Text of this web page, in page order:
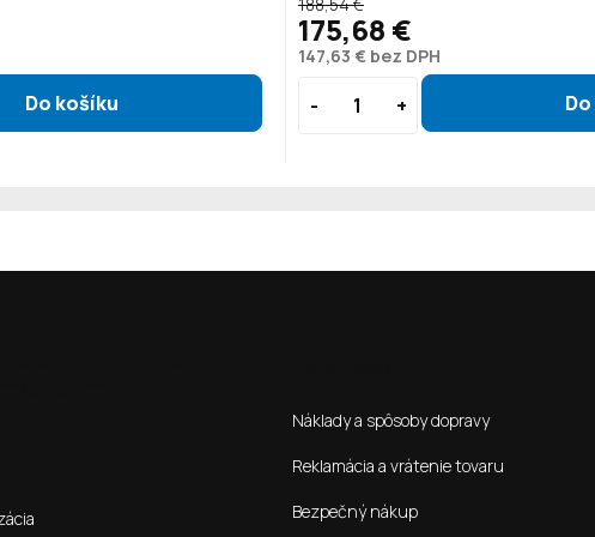
147,63 € bez DPH
175,68 €
Náklady a spôsoby dopravy
Reklamácia a vrátenie tovaru
Bezpečný nákup